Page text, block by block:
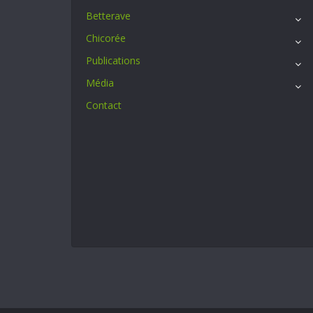
Betterave
Chicorée
Publications
Média
Contact